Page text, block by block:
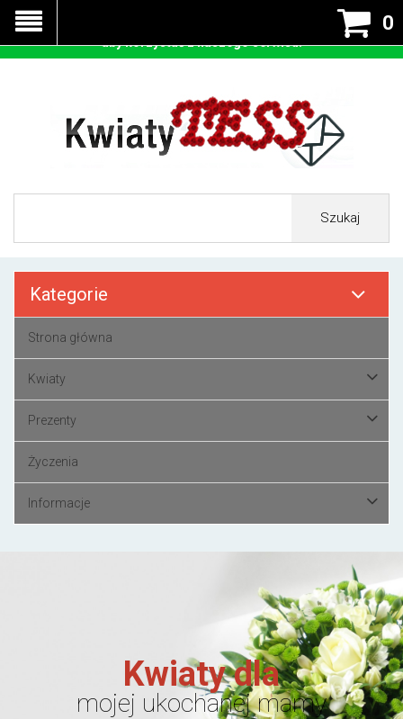
0
Szukaj
Kategorie
Strona główna
Kwiaty
Prezenty
Życzenia
Informacje
Kwiaty dla
mojej ukochanej mamy
Nasza strona korzysta z cookies - czyli tzw ciastek w celu
prawidłowego działania. Zaakceptuj przyjmowanie cookies
aby korzystać z naszego serwisu.